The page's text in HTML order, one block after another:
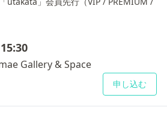
Gallery & Space
申し込む